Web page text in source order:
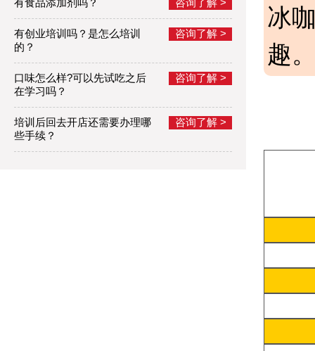
有食品添加剂吗？ 咨询了解 >
有创业培训吗？是怎么培训
的？
咨询了解 >
口味怎么样?可以先试吃之后
在学习吗？
咨询了解 >
培训后回去开店还需要办理哪
些手续？
咨询了解 >
冰
趣